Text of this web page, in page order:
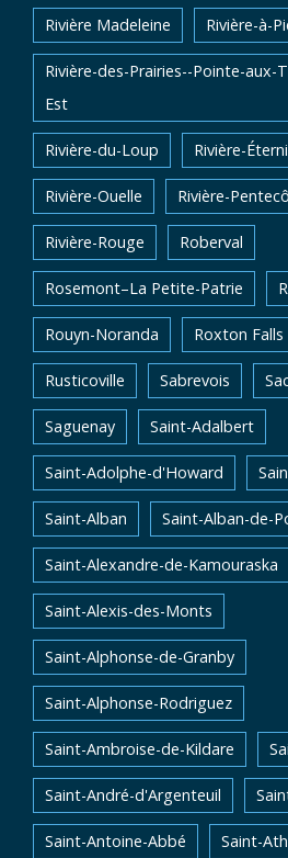
Rivière Madeleine Rivière-à-
Rivière-des-Prairies--Pointe-aux-
Est
Rivière-du-Loup Rivière-
Rivière-Ouelle Rivière-
Rivière-Rouge Roberval
Rosemont–La Petite-Patrie
Rouyn-Noranda Roxton Falls
Rusticoville Sabrevois
Saguenay Saint-Adalbert
Saint-Adolphe-d'Howard
Saint-Alban Saint-Alban-de-
Saint-Alexandre-de-Kamouraska
Saint-Alexis-des-Monts
Saint-Alphonse-de-Granby
Saint-Alphonse-Rodriguez
Saint-Ambroise-de-Kildare
Saint-André-d'Argenteuil
Saint-Antoine-Abbé Saint-